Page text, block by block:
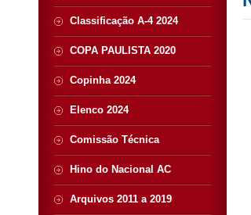
Classificação A-4 2024
COPA PAULISTA 2020
Copinha 2024
Elenco 2024
Comissão Técnica
Hino do Nacional AC
Arquivos 2011 a 2019